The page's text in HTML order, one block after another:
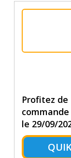
Profitez de
le 29/09/